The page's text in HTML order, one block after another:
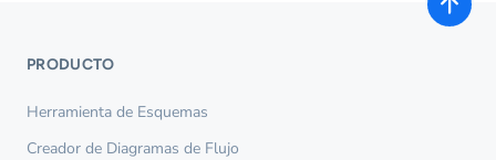
PRODUCTO
Herramienta de Esquemas
Creador de Diagramas de Flujo